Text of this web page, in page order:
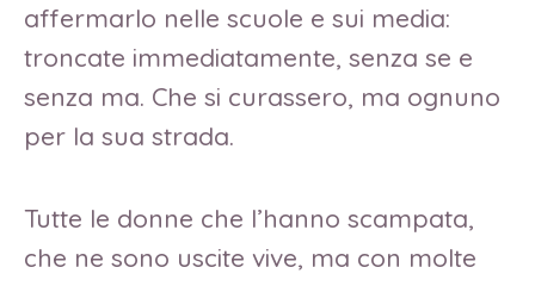
affermarlo nelle scuole e sui media:
troncate immediatamente, senza se e
senza ma. Che si curassero, ma ognuno
per la sua strada.
Tutte le donne che l’hanno scampata,
che ne sono uscite vive, ma con molte